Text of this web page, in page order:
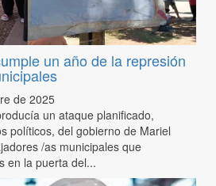
un año de la represión
de 2025
un ataque planificado,
políticos, del gobierno de Mariel
/as municipales que
en la puerta del...